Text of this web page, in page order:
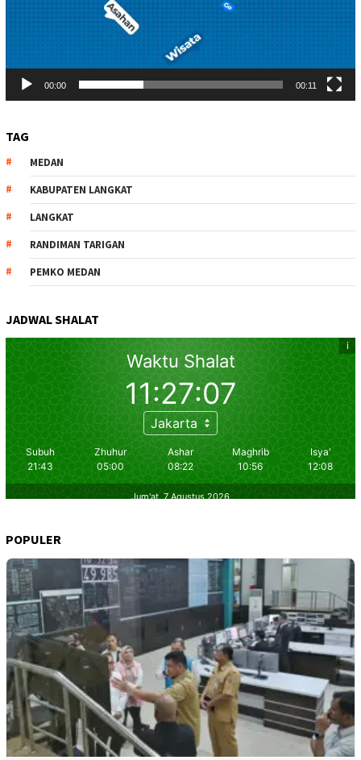
00:00 00:11
TAG
MEDAN
KABUPATEN LANGKAT
LANGKAT
RANDIMAN TARIGAN
PEMKO MEDAN
JADWAL SHALAT
POPULER